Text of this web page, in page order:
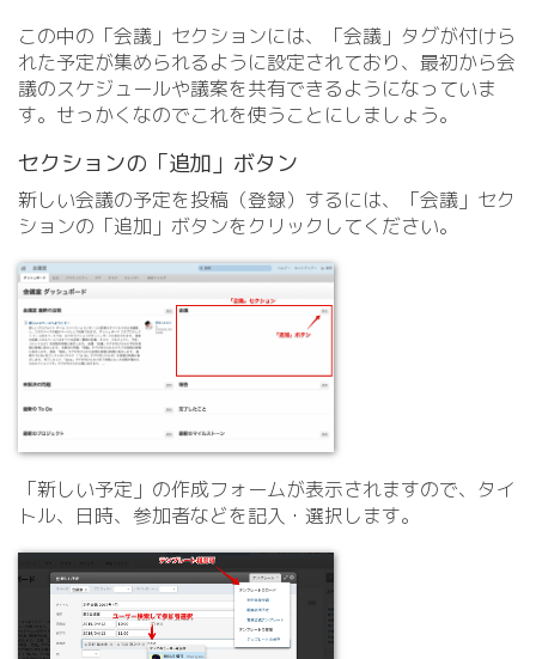
この中の「会議」セクションには、「会議」タグが付けら
れた予定が集められるように設定されており、最初から会
議のスケジュールや議案を共有できるようになっていま
す。せっかくなのでこれを使うことにしましょう。
セクションの「追加」ボタン
新しい会議の予定を投稿（登録）するには、「会議」セク
ションの「追加」ボタンをクリックしてください。
「新しい予定」の作成フォームが表示されますので、タイ
トル、日時、参加者などを記入・選択します。